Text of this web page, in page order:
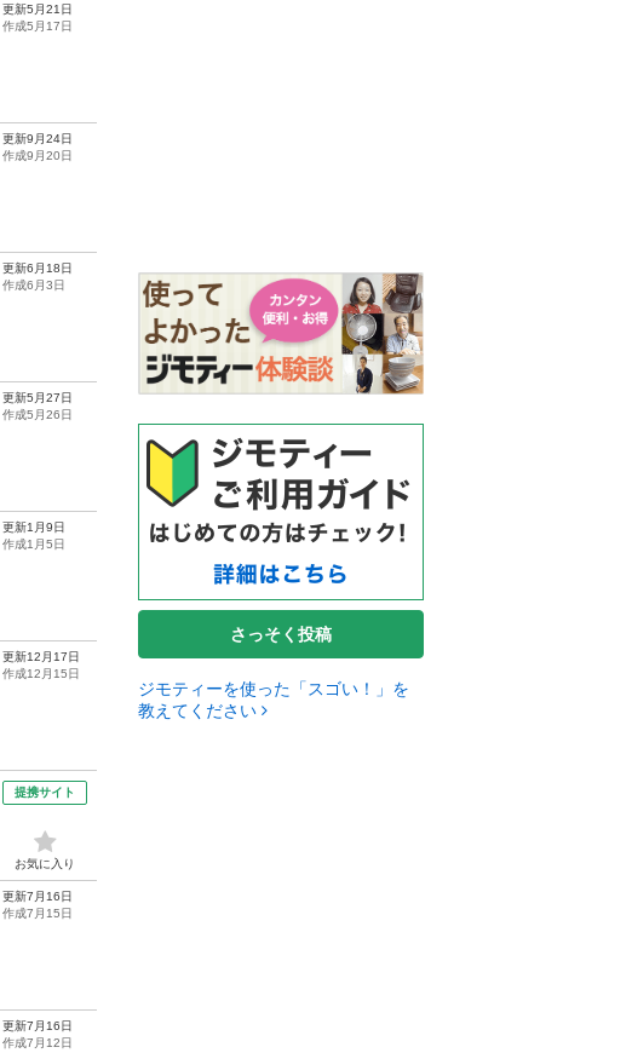
更新5月21日
作成5月17日
更新9月24日
作成9月20日
更新6月18日
作成6月3日
更新5月27日
作成5月26日
更新1月9日
作成1月5日
更新12月17日
作成12月15日
提携サイト
お気に入り
更新7月16日
作成7月15日
更新7月16日
作成7月12日
さっそく投稿
ジモティーを使った「スゴい！」を
教えてください